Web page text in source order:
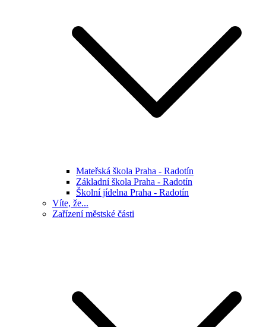
Mateřská škola Praha - Radotín
Základní škola Praha - Radotín
Školní jídelna Praha - Radotín
Víte, že...
Zařízení městské části